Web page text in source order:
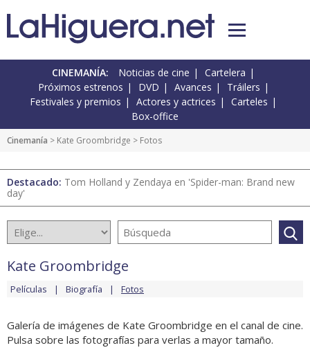
CINEMANÍA: Noticias de cine
Cartelera
Próximos estrenos
DVD Avances
Tráilers
Festivales y premios
Actores y actrices
Carteles
Box-office
Cinemanía > Kate Groombridge > Fotos
Destacado: Tom Holland y Zendaya en 'Spider-man: Brand new
day'
Kate Groombridge
Películas Biografía Fotos
Galería de imágenes de Kate Groombridge en el canal de cine.
Pulsa sobre las fotografías para verlas a mayor tamaño.